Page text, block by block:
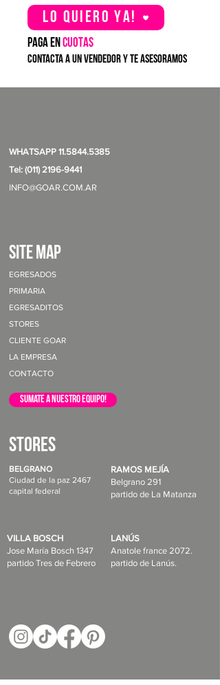
PAGA ENCUOTAS
Lo quiero YA!
contacta a un vendedor y te asesoramos
WHATSAPP 11.5844.5385
Tel: (011) 2196-9441
INFO@GOAR.COM.AR
site map
EGRESADOS
PRIMARIA
EGRESADITOS
STORES
CLIENTE GOAR
LA EMPRESA
CONTACTO
sumate a nuestro equipo!
STORES
BELGRANO
Ciudad de la paz 2467
capital federal
RAMOS MEJÍA
Belgrano 291
partido de La Matanza
VILLA BOSCH
Jose María Bosch 1347
partido Tres de Febrero
LANÚS
Anatole france 2072.
partido de Lanús.